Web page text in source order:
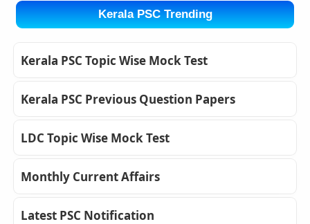
Kerala PSC Trending
Kerala PSC Topic Wise Mock Test
Kerala PSC Previous Question Papers
LDC Topic Wise Mock Test
Monthly Current Affairs
Latest PSC Notification